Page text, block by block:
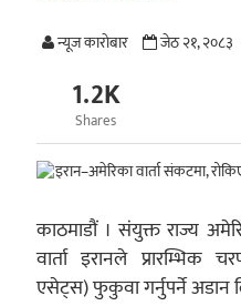
न्यूज काराेबार जेठ २१, २०८३
1.2K
Shares
काठमाडौं । संयुक्त राज्य
वार्ता इरानले प्रारम्भिक
एसेट्स) फुकुवा गर्नुपर्ने अडान